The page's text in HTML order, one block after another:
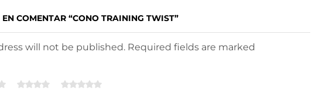
EN COMENTAR “CONO TRAINING TWIST”
will not be published. Required fields are marked